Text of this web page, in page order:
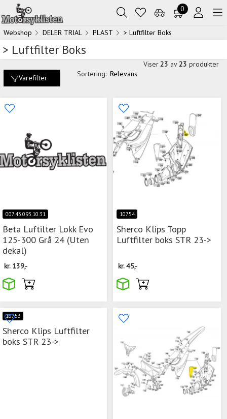
0
Webshop DELER TRIAL PLAST > Luftfilter Boks
> Luftfilter Boks
Varefilter Sortering: Relevans
Viser 23 av 23 produkter
007.43.093.10.31
Beta Luftilter Lokk Evo
125-300 Grå 24 (Uten
dekal)
kr. 139,-
10754
Sherco Klips Topp
Luftfilter boks STR 23->
kr.45,-
10753
Sherco Klips Luftfilter
boks STR 23->